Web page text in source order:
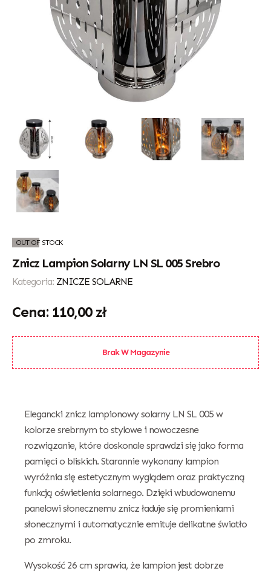
OUT OF STOCK
Znicz Lampion Solarny LN SL 005 Srebro
Kategoria: ZNICZE SOLARNE
110,00 zł
Brak W Magazynie
Elegancki znicz lampionowy solarny LN SL 005 w
kolorze srebrnym to stylowe i nowoczesne
rozwiązanie, które doskonale sprawdzi się jako forma
pamięci o bliskich. Starannie wykonany lampion
wyróżnia się estetycznym wyglądem oraz praktyczną
funkcją oświetlenia solarnego. Dzięki wbudowanemu
panelowi słonecznemu znicz ładuje się promieniami
słonecznymi i automatycznie emituje delikatne światło
po zmroku.
Wysokość 26 cm sprawia, że lampion jest dobrze